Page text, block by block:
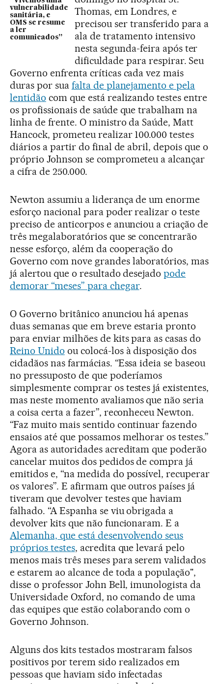
vulnerabilidade
sanitária, e
OMS se resume
a ler
comunicados”
Thomas, em Londres, e
precisou ser transferido para a
ala de tratamento intensivo
nesta segunda-feira após ter
dificuldade para respirar. Seu
Governo enfrenta críticas cada vez mais
duras por sua falta de planejamento e pela
lentidão com que está realizando testes entre
os profissionais de saúde que trabalham na
linha de frente. O ministro da Saúde, Matt
Hancock, prometeu realizar 100.000 testes
diários a partir do final de abril, depois que o
próprio Johnson se comprometeu a alcançar
a cifra de 250.000.
Newton assumiu a liderança de um enorme
esforço nacional para poder realizar o teste
preciso de anticorpos e anunciou a criação de
três megalaboratórios que se concentrarão
nesse esforço, além da cooperação do
Governo com nove grandes laboratórios, mas
já alertou que o resultado desejadopode
demorar “meses” para chegar.
O Governo britânico anunciou há apenas
duas semanas que em breve estaria pronto
para enviar milhões de kits para as casas do
Reino Unido ou colocá-los à disposição dos
cidadãos nas farmácias. “Essa ideia se baseou
no pressuposto de que poderíamos
simplesmente comprar os testes já existentes,
mas neste momento avaliamos que não seria
a coisa certa a fazer”, reconheceu Newton.
“Faz muito mais sentido continuar fazendo
ensaios até que possamos melhorar os testes.”
Agora as autoridades acreditam que poderão
cancelar muitos dos pedidos de compra já
emitidos e, “na medida do possível, recuperar
os valores”. E afirmam que outros países já
tiveram que devolver testes que haviam
falhado. “A Espanha se viu obrigada a
devolver kits que não funcionaram. E a
Alemanha, que está desenvolvendo seus
próprios testes, acredita que levará pelo
menos mais três meses para serem validados
e estarem ao alcance de toda a população",
disse o professor John Bell, imunologista da
Universidade Oxford, no comando de uma
das equipes que estão colaborando com o
Governo Johnson.
Alguns dos kits testados mostraram falsos
positivos por terem sido realizados em
pessoas que haviam sido infectadas